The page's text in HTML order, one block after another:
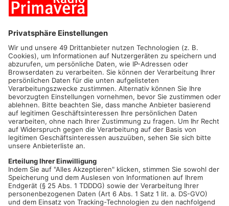
GLATTBACH. Wie könnte die Ortsmitte in Glattbach künftig
aussehen? Darüber spricht gleich der Gemeinderat. Unter
anderem soll geprüft werden, ob die Schule an einen neuen
Standort umgesiedelt werden könnte. Die CSU-Fraktion
verspricht sich dadurch neuen Wohnraum auf insgesamt
12.000 Quadratmetern. Bereits im vergangenen Jahr gab es
einen Wettbewerb zur Neugestaltung der Ortsmitte.
Artikel teilen
ANZEIGE